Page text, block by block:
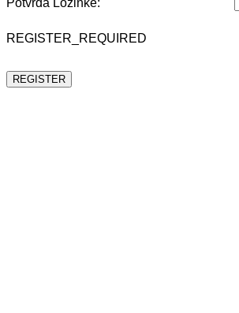
REGISTER_REQUIRED
REGISTER